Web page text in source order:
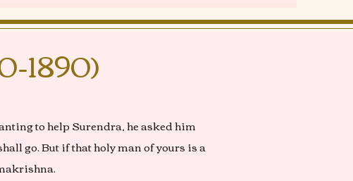
1890)
to help Surendra, he asked him
go. But if that holy man of yours is a